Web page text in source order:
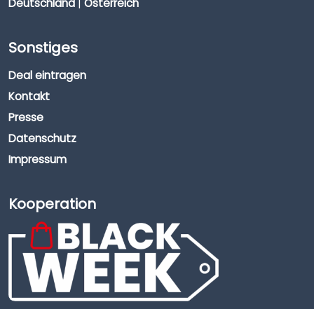
Deutschland | Österreich
Sonstiges
Deal eintragen
Kontakt
Presse
Datenschutz
Impressum
Kooperation